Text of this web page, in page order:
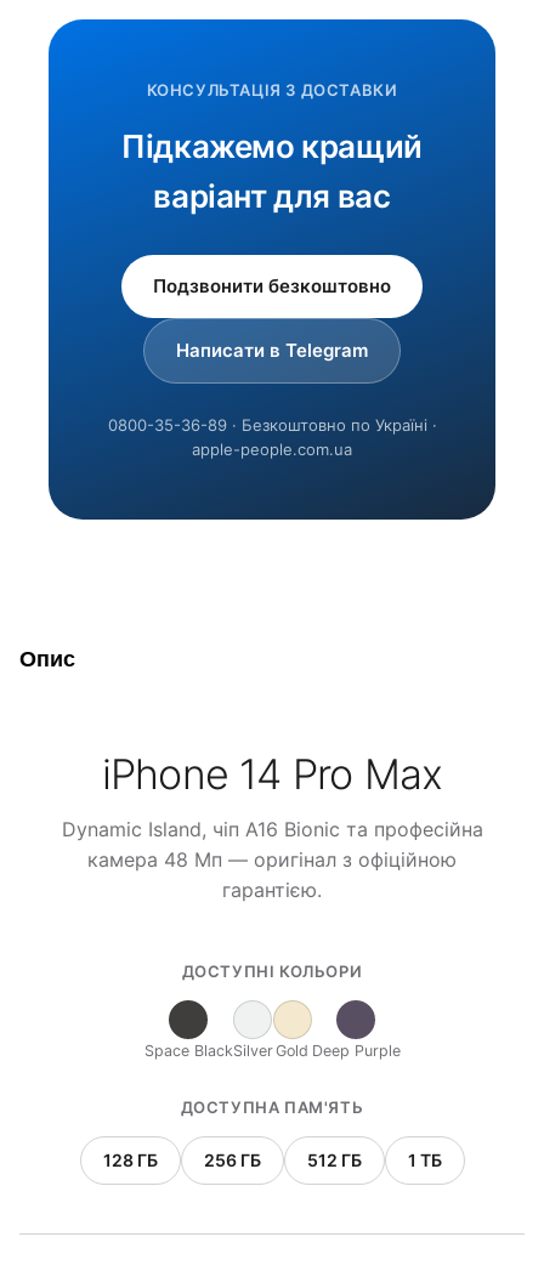
КОНСУЛЬТАЦІЯ З ДОСТАВКИ
Підкажемо кращий
варіант для вас
Подзвонити безкоштовно
Написати в Telegram
0800-35-36-89 · Безкоштовно по Україні ·
apple-people.com.ua
Опис
iPhone 14 Pro Max
Dynamic Island, чіп A16 Bionic та професійна
камера 48 Мп — оригінал з офіційною
гарантією.
ДОСТУПНІ КОЛЬОРИ
Space BlackSilverGold Deep Purple
ДОСТУПНА ПАМ'ЯТЬ
128 ГБ 256 ГБ 512 ГБ 1 ТБ